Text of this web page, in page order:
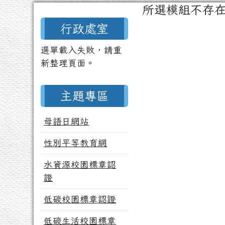
左邊區域內容
行政處室
選單載入失敗，請重
新整理頁面。
主題專區
母語日網站
性別平等教育網
水資源校園標章認
證
低碳校園標章認證
低碳生活校園標章
主內容區域
所選模組不存